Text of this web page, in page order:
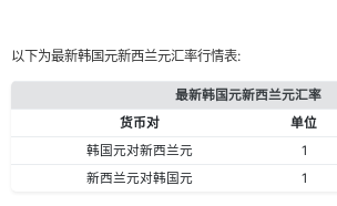
以下为最新韩国元新西兰元汇率行情表:
最新韩国元新西兰元汇率
货币对
单位
韩国元对新西兰元
1
新西兰元对韩国元
1